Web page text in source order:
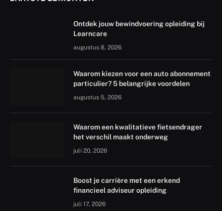
Ontdek jouw bewindvoering opleiding bij
Learncare
augustus 8, 2026
Waarom kiezen voor een auto abonnement
particulier? 5 belangrijke voordelen
augustus 5, 2026
Waarom een kwalitatieve fietsendrager
het verschil maakt onderweg
juli 20, 2026
Boost je carrière met een erkend
financieel adviseur opleiding
juli 17, 2026